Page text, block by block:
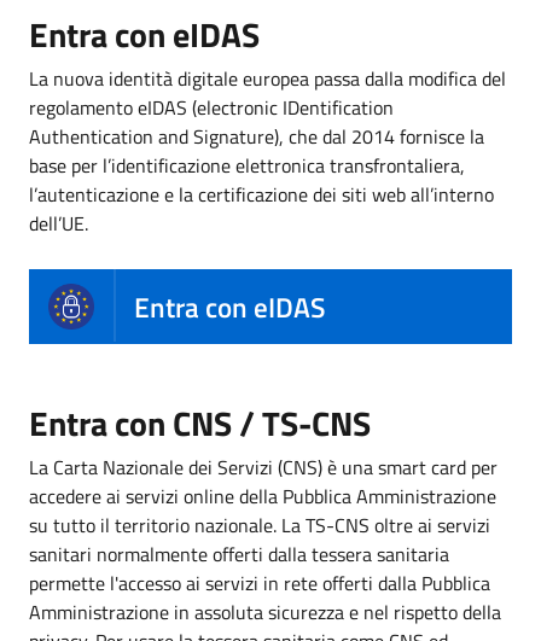
Entra con eIDAS
La nuova identità digitale europea passa dalla modifica del
regolamento eIDAS (electronic IDentification
Authentication and Signature), che dal 2014 fornisce la
base per l’identificazione elettronica transfrontaliera,
l’autenticazione e la certificazione dei siti web all’interno
dell’UE.
Entra con eIDAS
Entra con CNS / TS-CNS
La Carta Nazionale dei Servizi (CNS) è una smart card per
accedere ai servizi online della Pubblica Amministrazione
su tutto il territorio nazionale. La TS-CNS oltre ai servizi
sanitari normalmente offerti dalla tessera sanitaria
permette l'accesso ai servizi in rete offerti dalla Pubblica
Amministrazione in assoluta sicurezza e nel rispetto della